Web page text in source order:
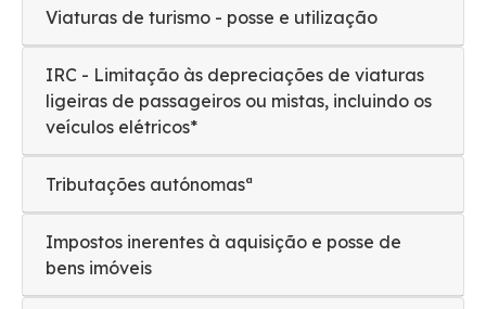
Viaturas de turismo - posse e utilização
IRC - Limitação às depreciações de viaturas
ligeiras de passageiros ou mistas, incluindo os
veículos elétricos*
Tributações autónomasª
Impostos inerentes à aquisição e posse de
bens imóveis